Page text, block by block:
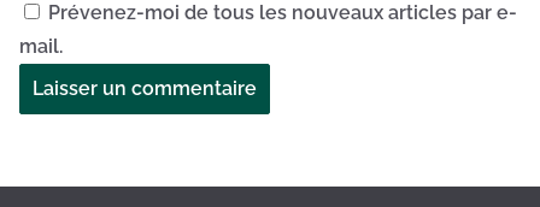
Prévenez-moi de tous les nouveaux articles par e-
mail.